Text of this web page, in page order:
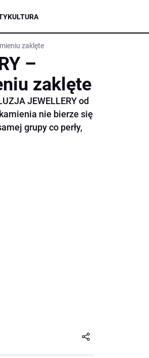
KULTURA
zaklęte
–
zaklęte
JEWELLERY od
nie bierze się
grupy co perły,